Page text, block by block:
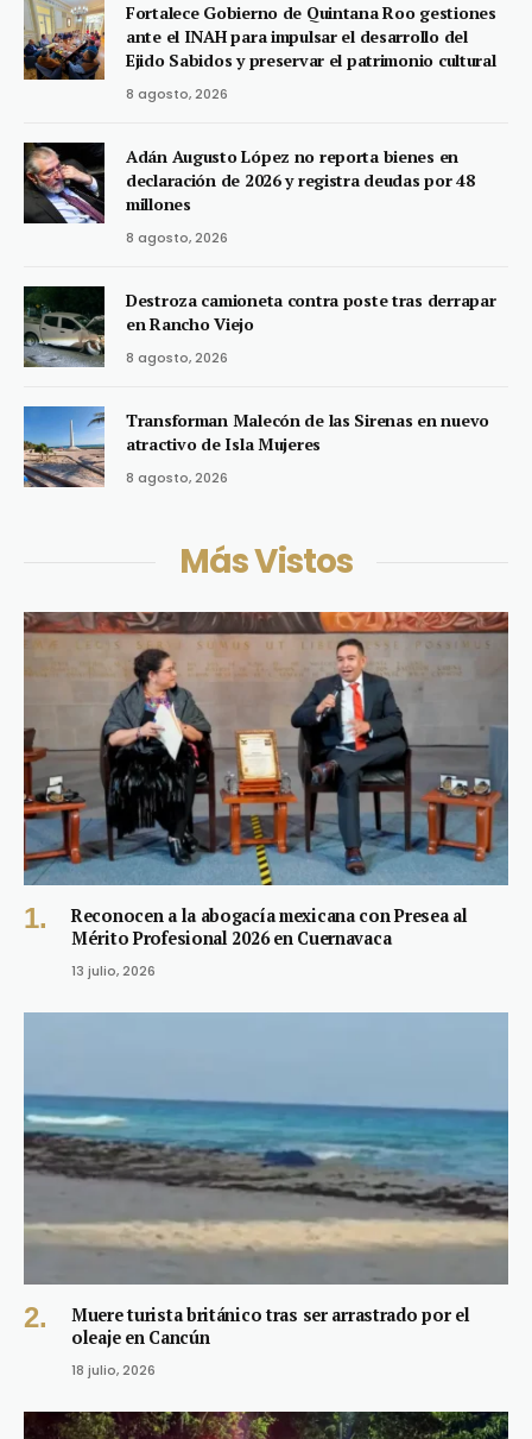
Fortalece Gobierno de Quintana Roo gestiones
ante el INAH para impulsar el desarrollo del
Ejido Sabidos y preservar el patrimonio cultural
8 agosto, 2026
Adán Augusto López no reporta bienes en
declaración de 2026 y registra deudas por 48
millones
8 agosto, 2026
Destroza camioneta contra poste tras derrapar
en Rancho Viejo
8 agosto, 2026
Transforman Malecón de las Sirenas en nuevo
atractivo de Isla Mujeres
8 agosto, 2026
Más Vistos
Reconocen a la abogacía mexicana con Presea al
Mérito Profesional 2026 en Cuernavaca
13 julio, 2026
Muere turista británico tras ser arrastrado por el
oleaje en Cancún
18 julio, 2026